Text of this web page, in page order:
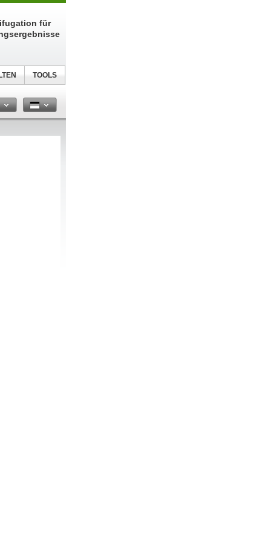
für
TOOLS